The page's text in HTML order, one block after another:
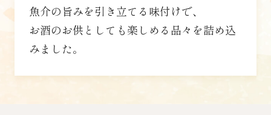
魚介の旨みを引き立てる味付けで、
お酒のお供としても楽しめる品々を詰め込
みました。